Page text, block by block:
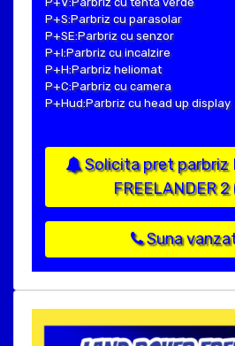
P+S:Parbriz cu parasolar
P+SE:Parbriz cu senzor
P+I:Parbriz cu incalzire
P+H:Parbriz heliomat
P+C:Parbriz cu camera
P+Hud:Parbriz cu head up display
Solicita pret parbriz
FREELANDER
Suna